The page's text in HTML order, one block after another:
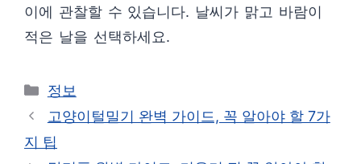
이에 관찰할 수 있습니다. 날씨가 맑고 바람이
적은 날을 선택하세요.
카
테
리
정보
고양이털밀기 완벽 가이드, 꼭 알아야 할 7가
지 팁